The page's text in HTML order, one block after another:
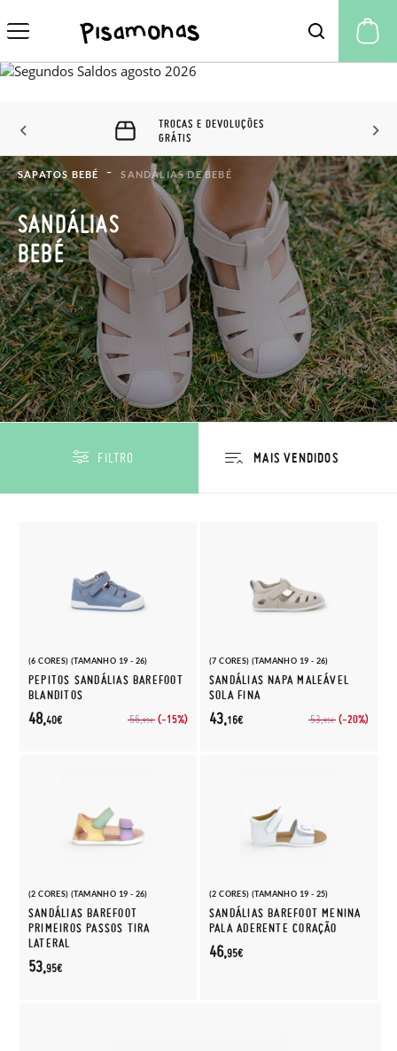
TROCAS E DEVOLUÇÕES
GRÁTIS
SAPATOS BEBÉ SANDÁLIAS DE BEBÉ
SANDÁLIAS
BEBÉ
FILTRO
(6 CORES) (TAMANHO 19 - 26)
PEPITOS SANDÁLIAS BAREFOOT
BLANDITOS
56,95€ (-15%)
48,40€
(7 CORES) (TAMANHO 19 - 26)
SANDÁLIAS NAPA MALEÁVEL
SOLA FINA
53,95€ (-20%)
43,16€
(2 CORES) (TAMANHO 19 - 26)
SANDÁLIAS BAREFOOT
PRIMEIROS PASSOS TIRA
LATERAL
53,95€
(2 CORES) (TAMANHO 19 - 25)
SANDÁLIAS BAREFOOT MENINA
PALA ADERENTE CORAÇÃO
46,95€